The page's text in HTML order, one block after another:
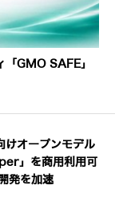
GMO SAFE」
けオープンモデル
」を商用利用可
発を加速